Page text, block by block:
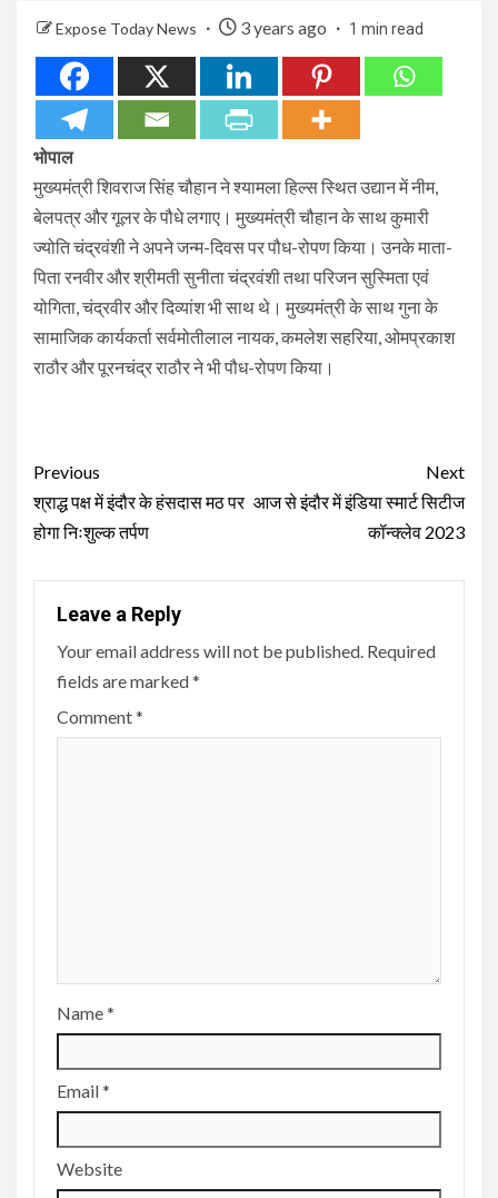
Expose Today News 3 years ago 1 min read
भोपाल
मुख्यमंत्री शिवराज सिंह चौहान ने श्यामला हिल्स स्थित उद्यान में नीम,
बेलपत्र और गूलर के पौधे लगाए। मुख्यमंत्री चौहान के साथ कुमारी
ज्योति चंद्रवंशी ने अपने जन्म-दिवस पर पौध-रोपण किया। उनके माता-
पिता रनवीर और श्रीमती सुनीता चंद्रवंशी तथा परिजन सुस्मिता एवं
योगिता, चंद्रवीर और दिव्यांश भी साथ थे। मुख्यमंत्री के साथ गुना के
सामाजिक कार्यकर्ता सर्वमोतीलाल नायक, कमलेश सहरिया, ओमप्रकाश
राठौर और पूरनचंद्र राठौर ने भी पौध-रोपण किया।
Continue
Reading
Previous
श्राद्ध पक्ष में इंदौर के हंसदास मठ पर
होगा निःशुल्क तर्पण
Next
आज से इंदौर में इंडिया स्मार्ट सिटीज
कॉन्क्लेव 2023
Leave a Reply
Your email address will not be published. Required
fields are marked*
Comment*
Name*
Email*
Website